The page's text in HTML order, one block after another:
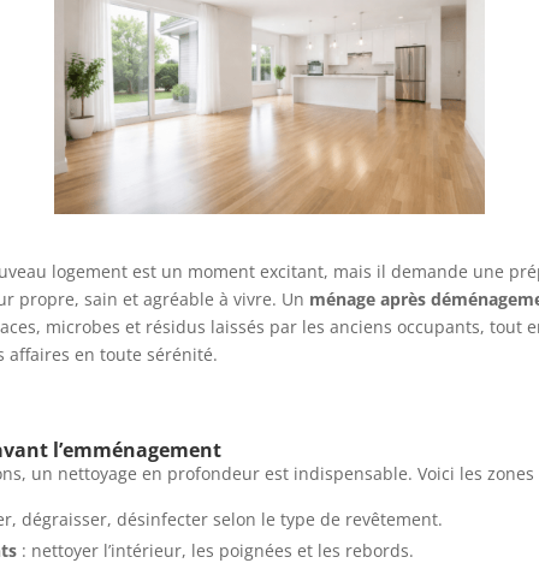
logement est un moment excitant, mais il demande une
propre, sain et agréable à vivre. Un ménage après
microbes et résidus laissés par les anciens occupants, tout
en toute sérénité.
l’emménagement
un nettoyage en profondeur est indispensable. Voici les
dégraisser, désinfecter selon le type de revêtement.
: nettoyer l’intérieur, les poignées et les rebords.